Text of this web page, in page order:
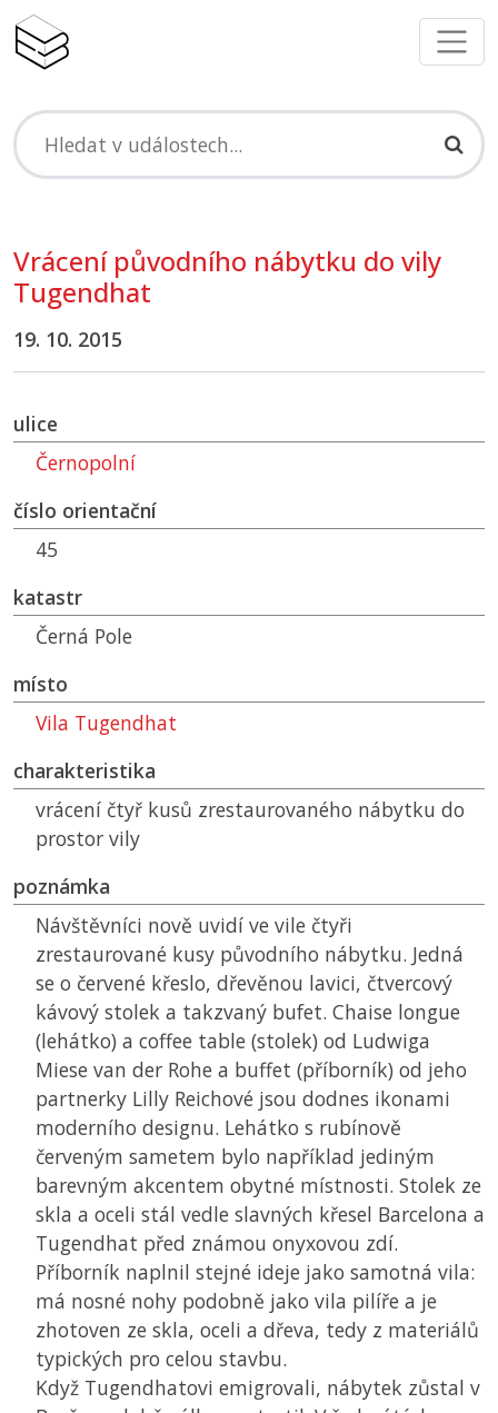
Vrácení původního nábytku do vily
Tugendhat
19. 10. 2015
ulice
Černopolní
číslo orientační
45
katastr
Černá Pole
místo
Vila Tugendhat
charakteristika
vrácení čtyř kusů zrestaurovaného nábytku do
prostor vily
poznámka
Návštěvníci nově uvidí ve vile čtyři
zrestaurované kusy původního nábytku. Jedná
se o červené křeslo, dřevěnou lavici, čtvercový
kávový stolek a takzvaný bufet. Chaise longue
(lehátko) a coffee table (stolek) od Ludwiga
Miese van der Rohe a buffet (příborník) od jeho
partnerky Lilly Reichové jsou dodnes ikonami
moderního designu. Lehátko s rubínově
červeným sametem bylo například jediným
barevným akcentem obytné místnosti. Stolek ze
skla a oceli stál vedle slavných křesel Barcelona a
Tugendhat před známou onyxovou zdí.
Příborník naplnil stejné ideje jako samotná vila:
má nosné nohy podobně jako vila pilíře a je
zhotoven ze skla, oceli a dřeva, tedy z materiálů
typických pro celou stavbu.
Když Tugendhatovi emigrovali, nábytek zůstal v